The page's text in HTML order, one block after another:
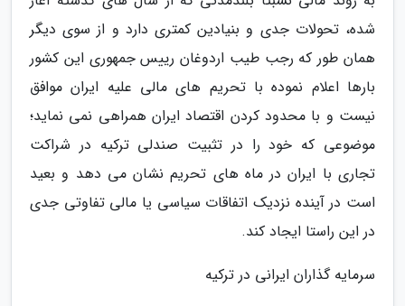
شده، تحولات جدی و بنیادین کمتری دارد و از سوی دیگر
همان طور که رجب طیب اردوغان رییس جمهوری این کشور
بارها اعلام نموده با تحریم های مالی علیه ایران موافق
نیست و با محدود کردن اقتصاد ایران همراهی نمی نماید؛
موضوعی که خود را در تثبیت صندلی ترکیه در شراکت
تجاری با ایران در ماه های تحریم نشان می دهد و بعید
است در آینده نزدیک اتفاقات سیاسی یا مالی تفاوتی جدی
در این راستا ایجاد کند.
سرمایه گذاران ایرانی در ترکیه